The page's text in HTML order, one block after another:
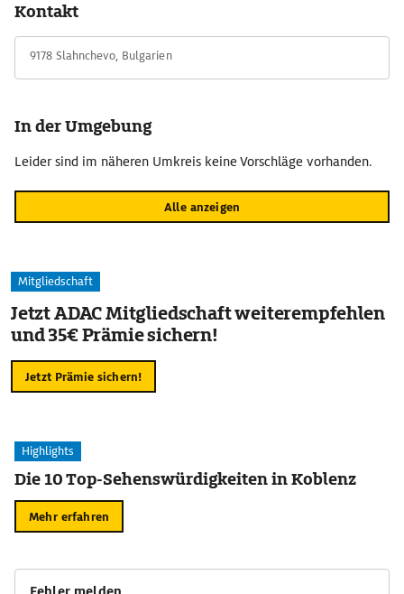
Kontakt
9178 Slahnchevo, Bulgarien
In der Umgebung
Leider sind im näheren Umkreis keine Vorschläge vorhanden.
Alle anzeigen
Mitgliedschaft
Jetzt ADAC Mitgliedschaft weiterempfehlen
und 35€ Prämie sichern!
Jetzt Prämie sichern!
Highlights
Die 10 Top-Sehenswürdigkeiten in Koblenz
Mehr erfahren